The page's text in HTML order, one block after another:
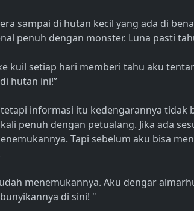
sampai di hutan kecil yang ada di
penuh dengan monster. Luna pasti
kuil setiap hari memberi tahu aku
hutan ini!”
informasi itu kedengarannya tidak
penuh dengan petualang. Jika ada
Tapi sebelum aku bisa
menemukannya. Aku dengar
di sini! "